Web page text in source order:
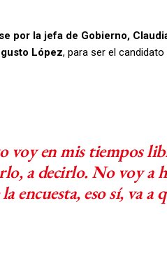
por la jefa de Gobierno,
López, para ser el
voy en mis tiempos
a decirlo. No voy a
encuesta, eso sí, va a